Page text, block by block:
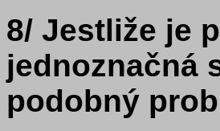
8/ Jestliže je
jednoznačná
podobný